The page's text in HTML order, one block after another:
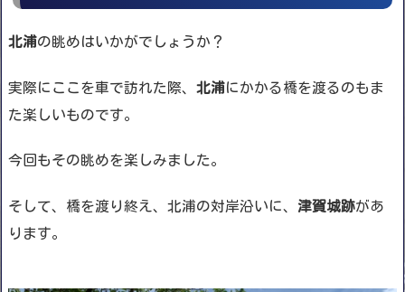
北浦の眺めはいかがでしょうか？
実際にここを車で訪れた際、 北浦にかかる橋を渡るのもま
た楽しいものです。
今回もその眺めを楽しみました。
そして、橋を渡り終え、北浦の対岸沿いに、 津賀城跡があ
ります。